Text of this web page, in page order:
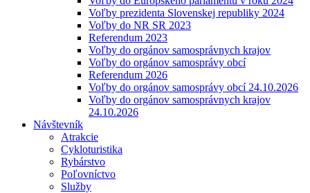
Voľby prezidenta Slovenskej republiky 2024
Voľby do NR SR 2023
Referendum 2023
Voľby do orgánov samosprávnych krajov
Voľby do orgánov samosprávy obcí
Referendum 2026
Voľby do orgánov samosprávy obcí 24.10.2026
Voľby do orgánov samosprávnych krajov
24.10.2026
Návštevník
Atrakcie
Cykloturistika
Rybárstvo
Poľovníctvo
Služby